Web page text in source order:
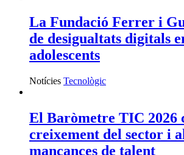
La Fundació Ferrer i
de desigualtats digitals
adolescents
Notícies Tecnològic
El Baròmetre TIC 2026
creixement del sector i
mancances de talent